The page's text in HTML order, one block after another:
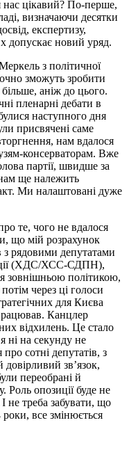
цікавий? По-перше,
визначаючи десятки
експертизу,
допускає новий уряд.
з політичної
зможуть зробити
аніж до цього.
пленарні дебати в
наступного дня
присвячені саме
нам вдалося
консерваторам. Вже
партії, швидше за
ще належить
Ми налаштовані дуже
те, чого не вдалося
що мій розрахунок
з рядовими депутатами
(ХДС/ХСС-СДПН),
зовнішньою політикою,
через ці голоси
для Києва
Канцлер
відхилень. Це стало
ні на секунду не
сотні депутатів, з
зв’язок,
переобрані й
Роль опозиції буде не
треба забувати, що
все змінюється